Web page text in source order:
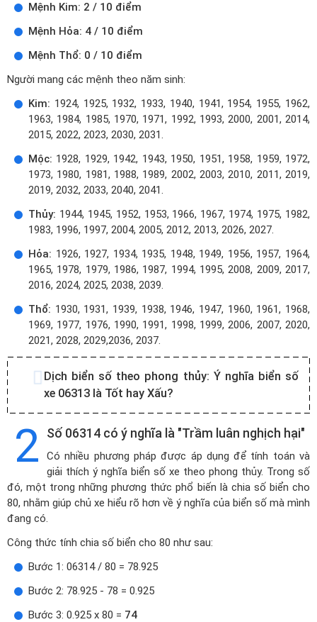
Mệnh Kim: 2 / 10 điểm
Mệnh Hỏa: 4 / 10 điểm
Mệnh Thổ: 0 / 10 điểm
Người mang các mệnh theo năm sinh:
Kim: 1924, 1925, 1932, 1933, 1940, 1941, 1954, 1955, 1962,
1963, 1984, 1985, 1970, 1971, 1992, 1993, 2000, 2001, 2014,
2015, 2022, 2023, 2030, 2031.
Mộc: 1928, 1929, 1942, 1943, 1950, 1951, 1958, 1959, 1972,
1973, 1980, 1981, 1988, 1989, 2002, 2003, 2010, 2011, 2019,
2019, 2032, 2033, 2040, 2041.
Thủy: 1944, 1945, 1952, 1953, 1966, 1967, 1974, 1975, 1982,
1983, 1996, 1997, 2004, 2005, 2012, 2013, 2026, 2027.
Hỏa: 1926, 1927, 1934, 1935, 1948, 1949, 1956, 1957, 1964,
1965, 1978, 1979, 1986, 1987, 1994, 1995, 2008, 2009, 2017,
2016, 2024, 2025, 2038, 2039.
Thổ: 1930, 1931, 1939, 1938, 1946, 1947, 1960, 1961, 1968,
1969, 1977, 1976, 1990, 1991, 1998, 1999, 2006, 2007, 2020,
2021, 2028, 2029,2036, 2037.
Dịch biển số theo phong thủy: Ý nghĩa biển số
xe 06313 là Tốt hay Xấu?
2 Số 06314 có ý nghĩa là "Trầm luân nghịch hại"
Có nhiều phương pháp được áp dụng để tính toán và
giải thích ý nghĩa biển số xe theo phong thủy. Trong số
đó, một trong những phương thức phổ biến là chia số biển cho
80, nhằm giúp chủ xe hiểu rõ hơn về ý nghĩa của biển số mà mình
đang có.
Công thức tính chia số biển cho 80 như sau:
Bước 1: 06314 / 80 = 78.925
Bước 2: 78.925 - 78 = 0.925
Bước 3: 0.925 x 80 = 74